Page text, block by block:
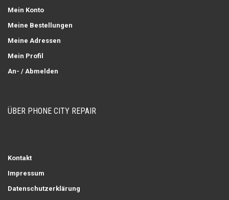
Mein Konto
Meine Bestellungen
Meine Adressen
Mein Profil
An- / Abmelden
ÜBER PHONE CITY REPAIR
Kontakt
Impressum
Datenschutzerklärung